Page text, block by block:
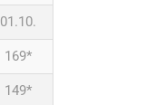
01.10.
169*
149*